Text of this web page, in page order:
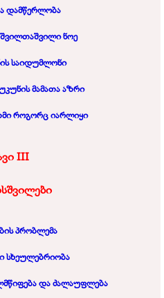
დამწერლობა
შვილთაშვილი ნოე
საიდუმლონი
მამათა აზრი
როგორც იარლიყი
III
პრობლემა
სხეულებრიობა
და ძალაუფლება